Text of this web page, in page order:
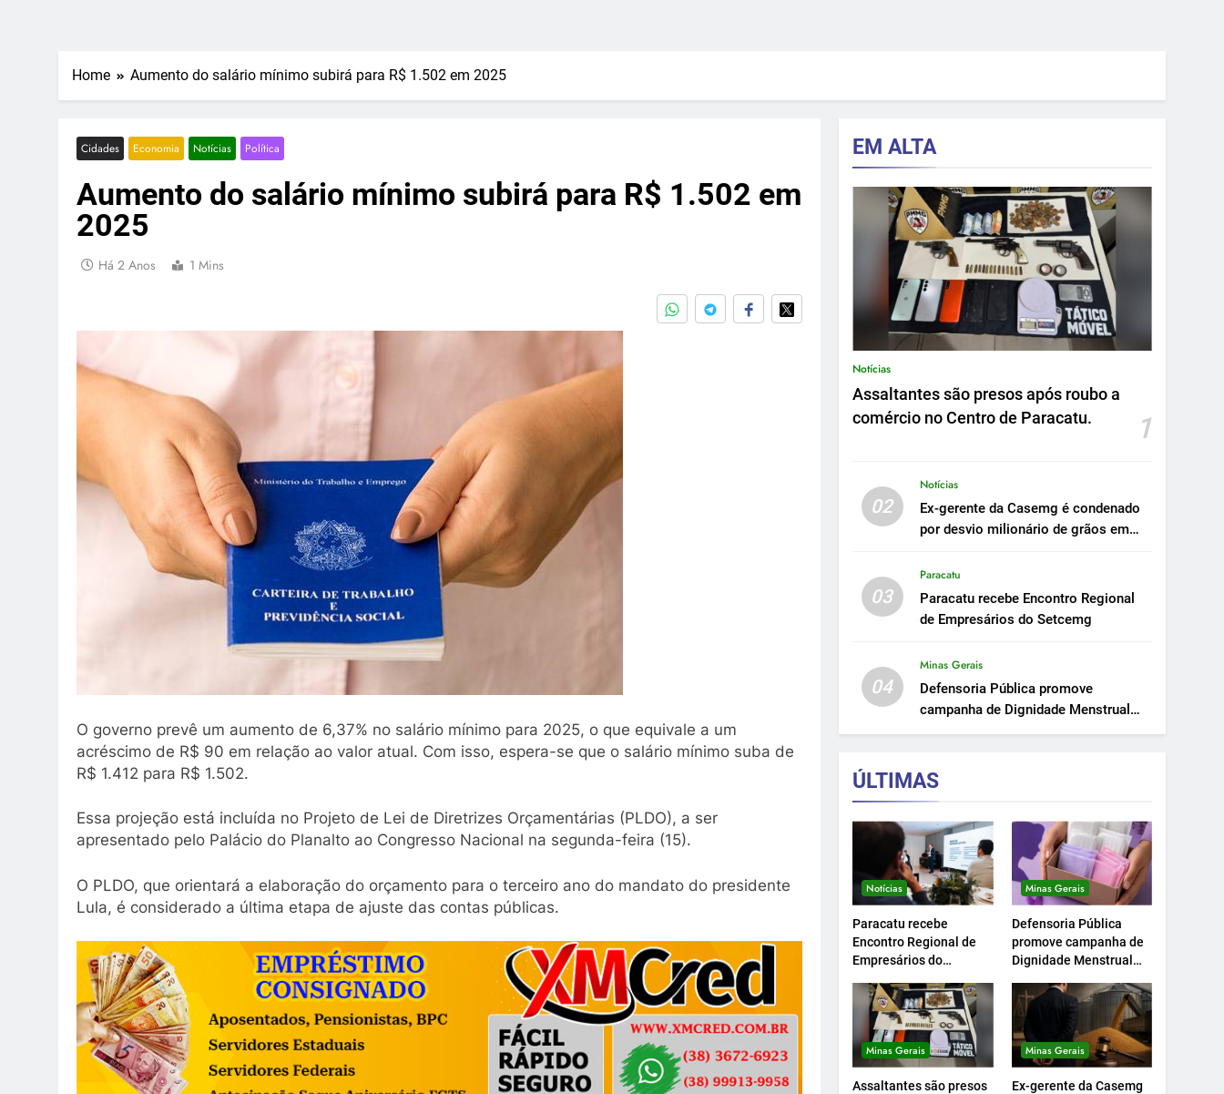
Home Aumento do salário mínimo subirá para R$ 1.502 em 2025
Cidades Economia Notícias Política
Aumento do salário mínimo subirá para R$ 1.502 em
2025
Há 2 Anos 1 Mins
O governo prevê um aumento de 6,37% no salário mínimo para 2025, o que equivale a um
acréscimo de R$ 90 em relação ao valor atual. Com isso, espera-se que o salário mínimo suba de
R$ 1.412 para R$ 1.502.
Essa projeção está incluída no Projeto de Lei de Diretrizes Orçamentárias (PLDO), a ser
apresentado pelo Palácio do Planalto ao Congresso Nacional na segunda-feira (15).
O PLDO, que orientará a elaboração do orçamento para o terceiro ano do mandato do presidente
Lula, é considerado a última etapa de ajuste das contas públicas.
EM ALTA
Notícias
Assaltantes são presos após roubo a
comércio no Centro de Paracatu.
1
02
Notícias
Ex-gerente da Casemg é condenado
por desvio milionário de grãos em
03
Paracatu
Paracatu recebe Encontro Regional
de Empresários do Setcemg
04
Minas Gerais
Defensoria Pública promove
campanha de Dignidade Menstrual
em Minas.
ÚLTIMAS
Notícias
Paracatu recebe
Encontro Regional de
Empresários do
Minas Gerais
Defensoria Pública
promove campanha de
Dignidade Menstrual
Minas Gerais
Assaltantes são presos
Minas Gerais
Ex-gerente da Casemg